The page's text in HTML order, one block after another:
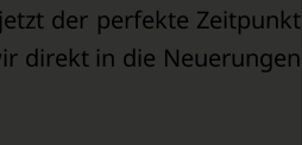
der perfekte Zeitpunkt
direkt in die Neuerungen